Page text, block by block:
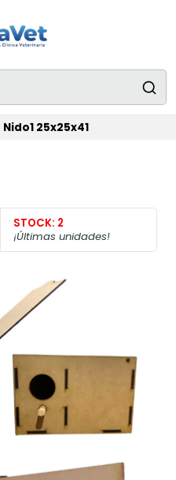
Nido1 25x25x41
STOCK: 2
¡Últimas unidades!